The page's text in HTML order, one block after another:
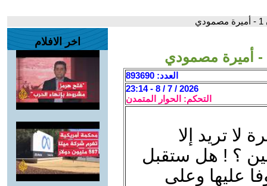
العدد: 893690
2026 / 7 / 8 - 23:14
التحكم: الحوار المتمدن
لا تريد إلا
؟ ! هل ستقبل
عليها وعلى
اخر الافلام